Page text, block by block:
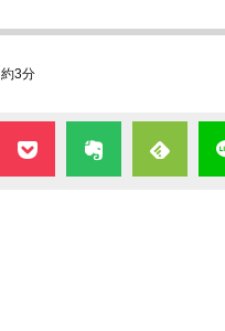
約3分